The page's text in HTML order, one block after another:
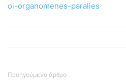
oi-organomenes-paralies
Προηγούμενο άρθρο